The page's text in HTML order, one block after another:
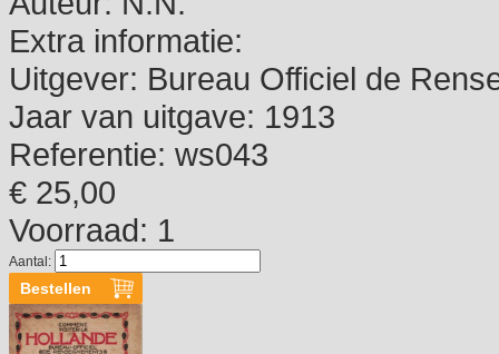
Extra informatie:
Uitgever: Bureau Officiel de
Jaar van uitgave: 1913
Referentie: ws043
€ 25,00
Voorraad: 1
Aantal: